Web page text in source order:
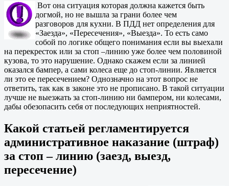
Вот она ситуация которая должна кажется быть
догмой, но не вышла за грани более чем
разговоров для кухни. В ПДД нет определения для
«Заезда», «Пересечения», «Выезда». То есть само
собой по логике общего понимания если вы выехали
на перекресток или за стоп –линию уже более чем половиной
кузова, то это нарушение. Однако скажем если за линией
оказался бампер, а сами колеса еще до стоп-линии. Является
ли это ее пересечением? Однозначно на этот вопрос не
ответить, так как в законе это не прописано. В такой ситуации
лучше не выезжать за стоп-линию ни бампером, ни колесами,
дабы обезопасить себя от последующих неприятностей.
Какой статьей регламентируется
административное наказание (штраф)
за стоп – линию (заезд, выезд,
пересечение)